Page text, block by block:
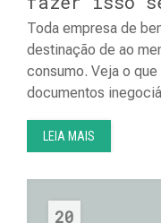
Toda empresa de
destinação de ao
consumo. Veja o
documentos
LEIA MAIS
20